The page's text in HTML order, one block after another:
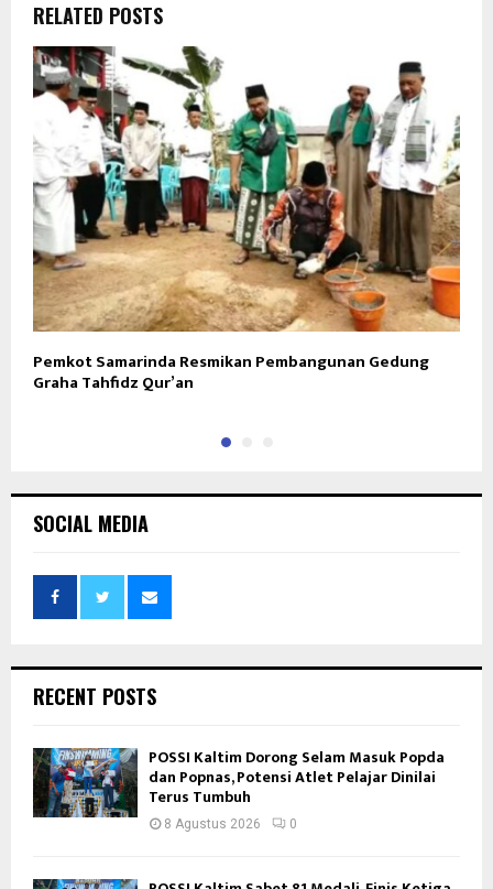
RELATED POSTS
Pemkot Samarinda Resmikan Pembangunan Gedung
Graha Tahfidz Qur’an
SOCIAL MEDIA
RECENT POSTS
POSSI Kaltim Dorong Selam Masuk Popda
dan Popnas, Potensi Atlet Pelajar Dinilai
Terus Tumbuh
8 Agustus 2026 0